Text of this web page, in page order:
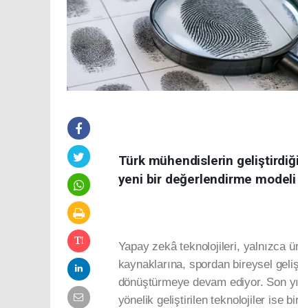
Türk mühendislerin
yeni bir değerlendirme modeli
Yapay zekâ teknolojileri, yalnızca
kaynaklarına, spordan bireysel
dönüştürmeye devam ediyor. Son
yönelik geliştirilen teknolojiler ise